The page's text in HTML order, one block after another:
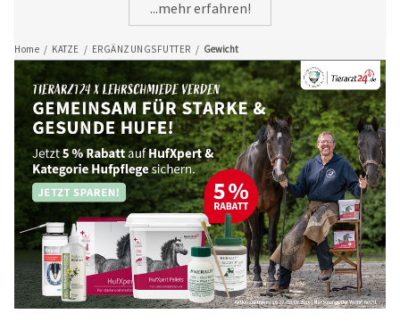
Home / KATZE / ERGÄNZUNGSFUTTER / Gewicht
bei der Gewichtskontrolle.
...mehr erfahren!